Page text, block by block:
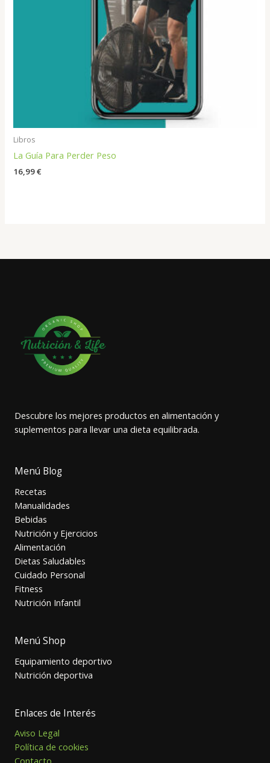
Libros
La Guía Para Perder Peso
16,99€
Descubre los mejores productos en alimentación y
suplementos para llevar una dieta equilibrada.
Menú Blog
Recetas
Manualidades
Bebidas
Nutrición y Ejercicios
Alimentación
Dietas Saludables
Cuidado Personal
Fitness
Nutrición Infantil
Menú Shop
Equipamiento deportivo
Nutrición deportiva
Enlaces de Interés
Aviso Legal
Política de cookies